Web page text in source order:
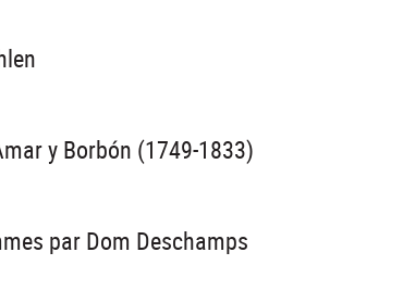
y Borbón (1749-1833)
par Dom Deschamps